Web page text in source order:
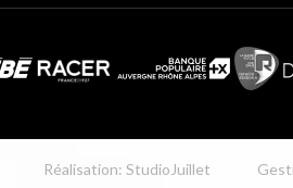
Réalisation: StudioJuillet